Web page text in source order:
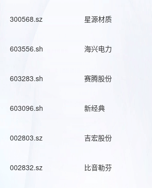
300568.sz 星源材质
603556.sh 海兴电力
603283.sh 赛腾股份
603096.sh 新经典
002803.sz 吉宏股份
002832.sz 比音勒芬